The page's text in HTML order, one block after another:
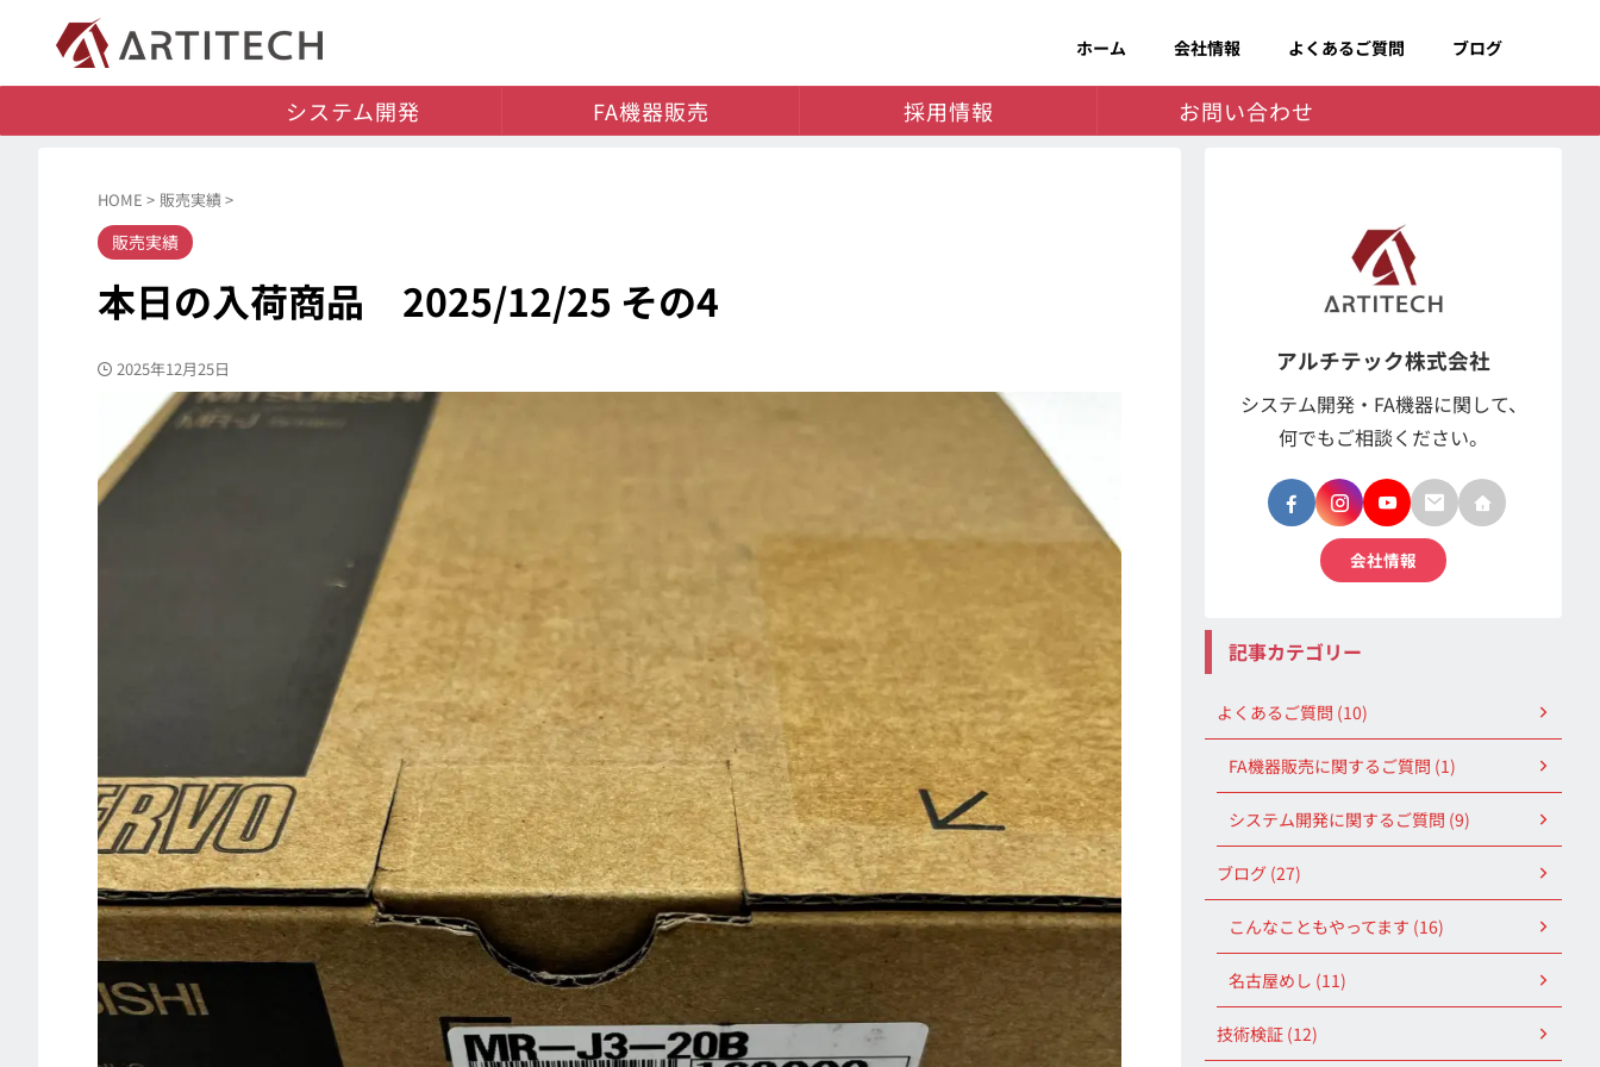
ホーム 会社情報 よくあるご質問 ブログ
システム開発 FA機器販売 採用情報 お問い合わせ
HOME > 販売実績>
販売実績
本日の入荷商品 2025/12/25 その4
2025年12月25日 アルチテック株式会社
システム開発・FA機器に関して、
何でもご相談ください。
会社情報
記事カテゴリー
よくあるご質問 (10)
FA機器販売に関するご質問 (1)
システム開発に関するご質問 (9)
ブログ (27)
こんなこともやってます (16)
名古屋めし (11)
技術検証 (12)